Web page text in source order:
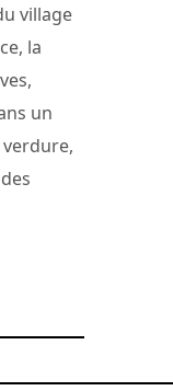
village
la
un